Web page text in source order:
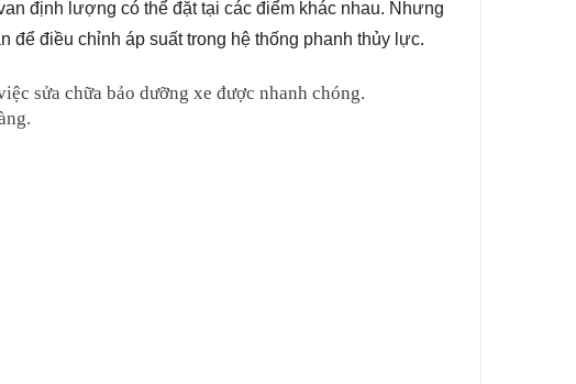
định lượng có thể đặt tại các điểm khác nhau. Nhưng
để điều chỉnh áp suất trong hệ thống phanh thủy lực.
sửa chữa bảo dưỡng xe được nhanh chóng.